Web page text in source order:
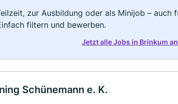
zur Ausbildung oder als Minijob – auch
filtern und bewerben.
Jetzt alle Jobs in Brinkum
Schünemann e. K.